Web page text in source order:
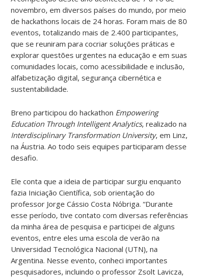
novembro, em diversos países do mundo, por meio
de hackathons locais de 24 horas. Foram mais de 80
eventos, totalizando mais de 2.400 participantes,
que se reuniram para cocriar soluções práticas e
explorar questões urgentes na educação e em suas
comunidades locais, como acessibilidade e inclusão,
alfabetização digital, segurança cibernética e
sustentabilidade.
Breno participou do hackathon Empowering
Education Through Intelligent Analytics, realizado na
Interdisciplinary Transformation University, em Linz,
na Áustria. Ao todo seis equipes participaram desse
desafio.
Ele conta que a ideia de participar surgiu enquanto
fazia Iniciação Científica, sob orientação do
professor Jorge Cássio Costa Nóbriga. “Durante
esse período, tive contato com diversas referências
da minha área de pesquisa e participei de alguns
eventos, entre eles uma escola de verão na
Universidad Tecnológica Nacional (UTN), na
Argentina. Nesse evento, conheci importantes
pesquisadores, incluindo o professor Zsolt Lavicza,